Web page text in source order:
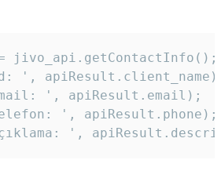
jivo_api.getContactInfo();
',
', apiResult.email);
', apiResult.phone);
',